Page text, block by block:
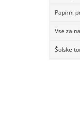
Papirni
Vse za
Šolske